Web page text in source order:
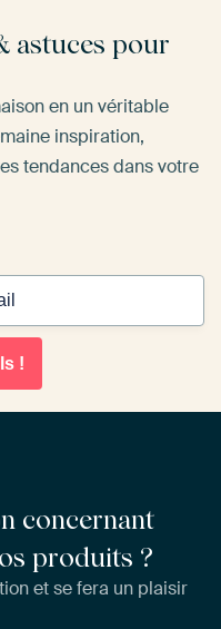
astuces pour
en un véritable
inspiration,
tendances dans votre
!
concernant
produits ?
et se fera un plaisir